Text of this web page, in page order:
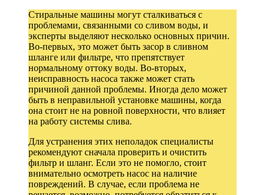
Стиральные машины могут сталкиваться с
проблемами, связанными со сливом воды, и
эксперты выделяют несколько основных причин.
Во-первых, это может быть засор в сливном
шланге или фильтре, что препятствует
нормальному оттоку воды. Во-вторых,
неисправность насоса также может стать
причиной данной проблемы. Иногда дело может
быть в неправильной установке машины, когда
она стоит не на ровной поверхности, что влияет
на работу системы слива.
Для устранения этих неполадок специалисты
рекомендуют сначала проверить и очистить
фильтр и шланг. Если это не помогло, стоит
внимательно осмотреть насос на наличие
повреждений. В случае, если проблема не